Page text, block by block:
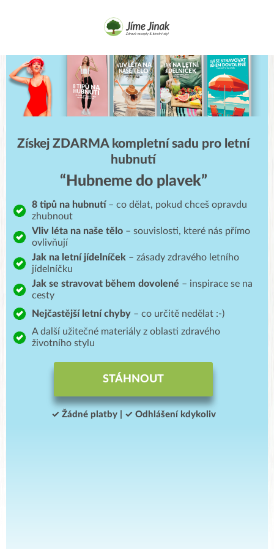
Získej ZDARMA kompletní sadu pro letní
hubnutí
“Hubneme do plavek”
8 tipů na hubnutí– co dělat, pokud chceš opravdu
zhubnout
Vliv léta na naše tělo – souvislosti, které nás přímo
ovlivňují
Jak na letní jídelníček – zásady zdravého letního
jídelníčku
Jak se stravovat během dovolené – inspirace se na
cesty
Nejčastější letní chyby – co určitě nedělat :-)
A další užitečné materiály z oblasti zdravého
životního stylu
STÁHNOUT
✓ Žádné platby | ✓ Odhlášení kdykoliv